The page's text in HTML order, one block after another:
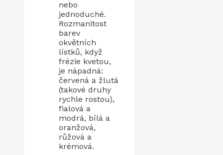
nebo
jednoduché.
Rozmanitost
barev
okvětních
lístků, když
frézie kvetou,
je nápadná:
červená a žlutá
(takové druhy
rychle rostou),
fialová a
modrá, bílá a
oranžová,
růžová a
krémová.